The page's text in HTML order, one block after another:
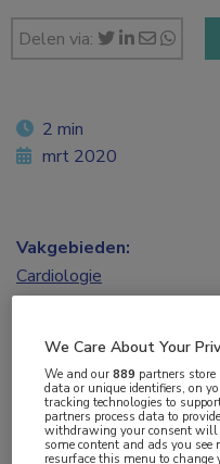
Delen via:
2 min
mrt 2020
Vakgebieden:
Cardiologie
Tags:
acuut coronair syndroom,
We Care About Your
We and our889 partners
data or unique identifiers, on
tracking technologies to
partners process data to
withdrawing your consent will
some content and ads you
resurface this menu to